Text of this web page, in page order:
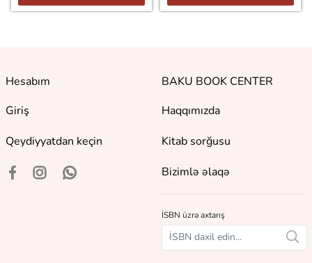
Hesabım
Giriş
Qeydiyyatdan keçin
BAKU BOOK CENTER
Haqqımızda
Kitab sorğusu
Bizimlə əlaqə
İSBN üzrə axtarış